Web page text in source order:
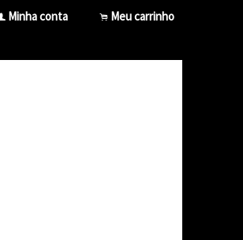
Minha conta . Meu carrinho